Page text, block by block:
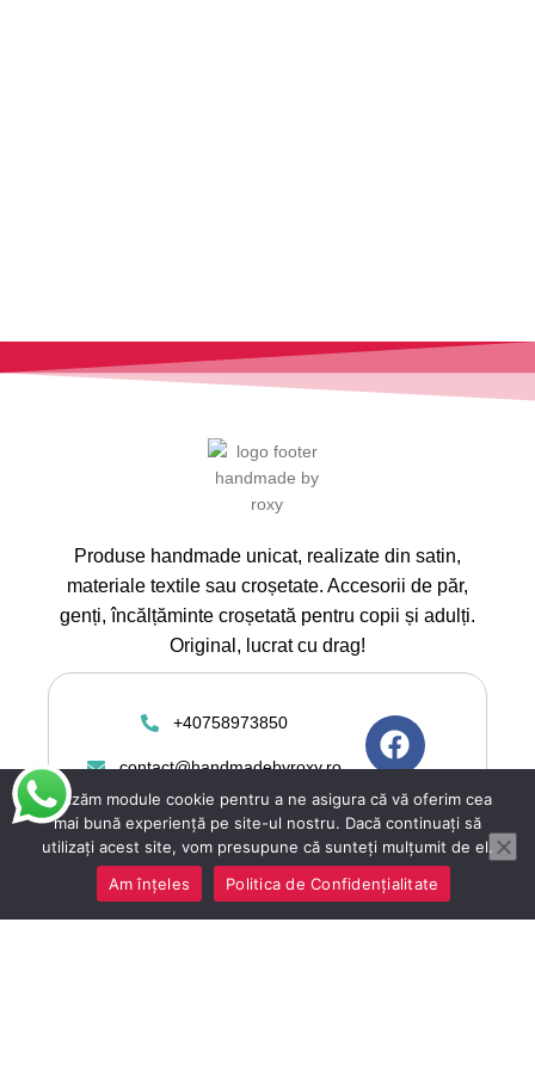
Produse handmade unicat, realizate din satin,
materiale textile sau croșetate. Accesorii de păr,
genți, încălțăminte croșetată pentru copii și adulți.
Original, lucrat cu drag!
+40758973850
contact@handmadebyroxy.ro
Copyright 2025 ©
Handmadebyroxy.ro toate
Utilizăm module cookie pentru a ne asigura că vă oferim cea
mai bună experiență pe site-ul nostru. Dacă continuați să
utilizați acest site, vom presupune că sunteți mulțumit de el.
Am înțeles
Politica de Confidențialitate